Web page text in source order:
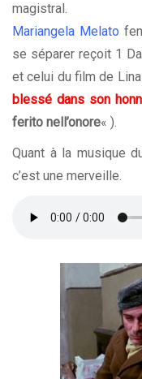
magistral.
Mariangela Melato
se séparer reçoit 1
et celui du film de
blessé dans son
ferito nell’onore« ).
Quant à la musique
c’est une merveille.